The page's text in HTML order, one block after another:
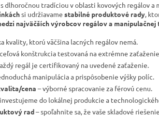
s dlhoročnou tradíciou v oblasti kovových regálov a
si udržiavame stabilné produktové rady,
najväčších výrobcov regálov a
kvality, ktorú väčšina lacných regálov nemá.
konštrukcia testovaná na extrémne
regál je certifikovaný na uvedené zaťaženie.
manipulácia a prispôsobenie výšky políc.
cena – výborné spracovanie za férovú cenu.
do lokálnej produkcie a
rad– spoľahnite sa, že vaše skladové